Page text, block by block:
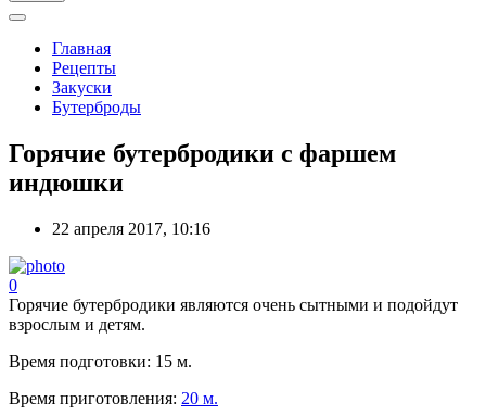
Главная
Рецепты
Закуски
Бутерброды
Горячие бутербродики с фаршем
индюшки
22 апреля 2017, 10:16
0
Горячие бутербродики являются очень сытными и подойдут
взрослым и детям.
Время подготовки: 15 м.
Время приготовления: 20 м.